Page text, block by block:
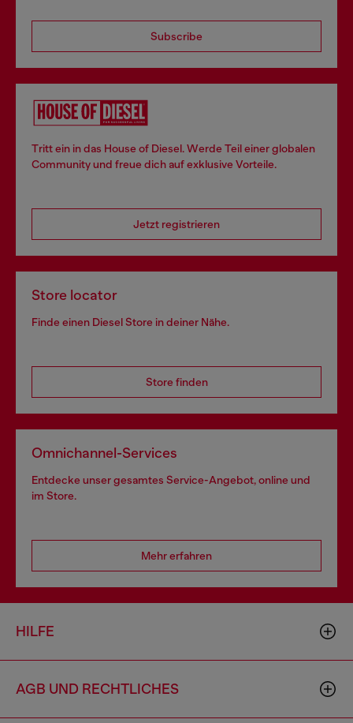
Subscribe
Tritt ein in das House of Diesel. Werde Teil einer globalen
Community und freue dich auf exklusive Vorteile.
Jetzt registrieren
Store locator
Finde einen Diesel Store in deiner Nähe.
Store finden
Omnichannel-Services
Entdecke unser gesamtes Service-Angebot, online und
im Store.
Mehr erfahren
HILFE
AGB UND RECHTLICHES